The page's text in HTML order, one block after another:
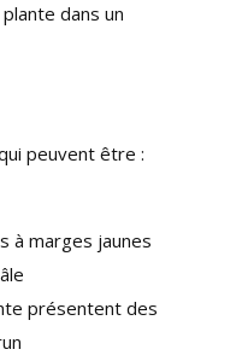
dans un
peuvent être :
à marges jaunes
présentent des